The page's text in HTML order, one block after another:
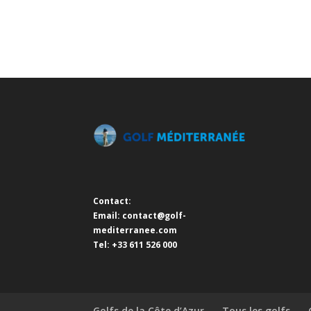
Contact:
Email: contact@golf-
mediterranee.com
Tel: +33 611 526 000